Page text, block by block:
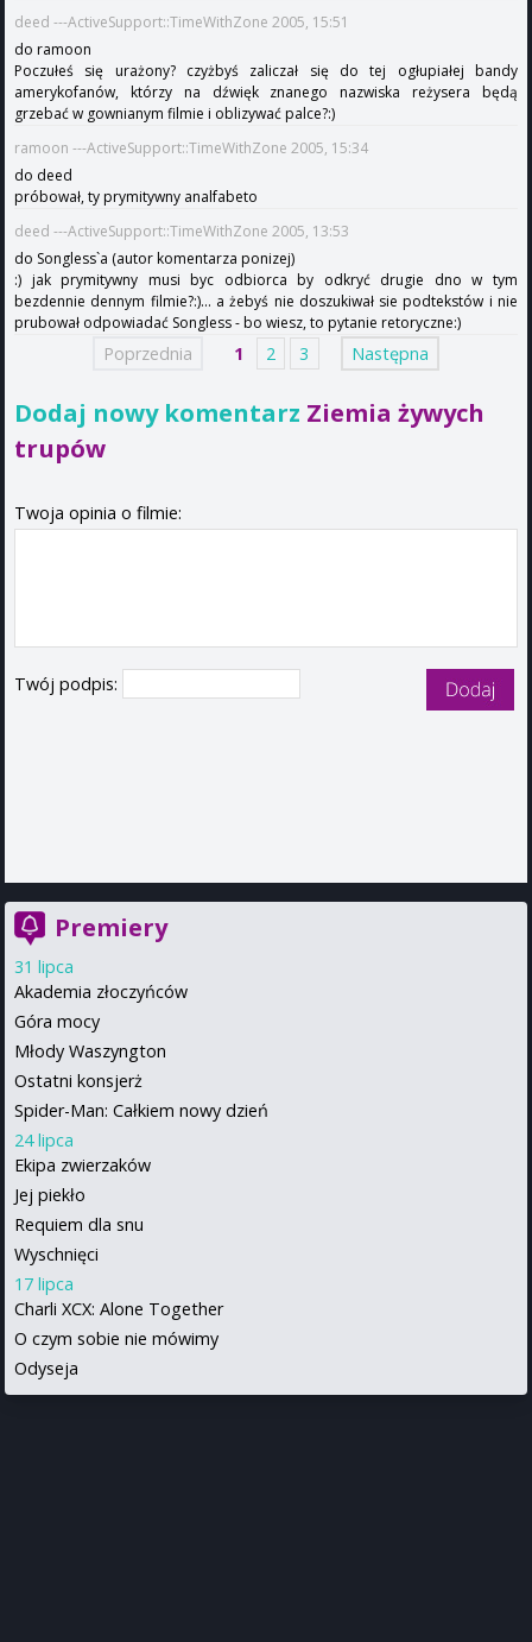
deed ---ActiveSupport::TimeWithZone 2005, 15:51
do ramoon
Poczułeś się urażony? czyżbyś zaliczał się do tej ogłupiałej bandy
amerykofanów, którzy na dźwięk znanego nazwiska reżysera będą
grzebać w gownianym filmie i oblizywać palce?:)
ramoon ---ActiveSupport::TimeWithZone 2005, 15:34
do deed
próbował, ty prymitywny analfabeto
deed ---ActiveSupport::TimeWithZone 2005, 13:53
do Songless`a (autor komentarza ponizej)
:) jak prymitywny musi byc odbiorca by odkryć drugie dno w tym
bezdennie dennym filmie?:)... a żebyś nie doszukiwał sie podtekstów i nie
prubował odpowiadać Songless - bo wiesz, to pytanie retoryczne:)
Poprzednia 1 2 3 Następna
Dodaj nowy komentarz Ziemia żywych
trupów
Twoja opinia o filmie:
Twój podpis:
Premiery
31 lipca
Akademia złoczyńców
Góra mocy
Młody Waszyngton
Ostatni konsjerż
Spider-Man: Całkiem nowy dzień
24 lipca
Ekipa zwierzaków
Jej piekło
Requiem dla snu
Wyschnięci
17 lipca
Charli XCX: Alone Together
O czym sobie nie mówimy
Odyseja